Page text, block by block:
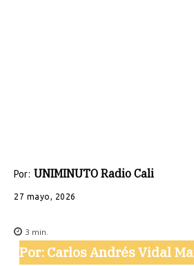
Por: UNIMINUTO Radio Cali
27 mayo, 2026
3 min.
Por: Carlos Andrés Vidal